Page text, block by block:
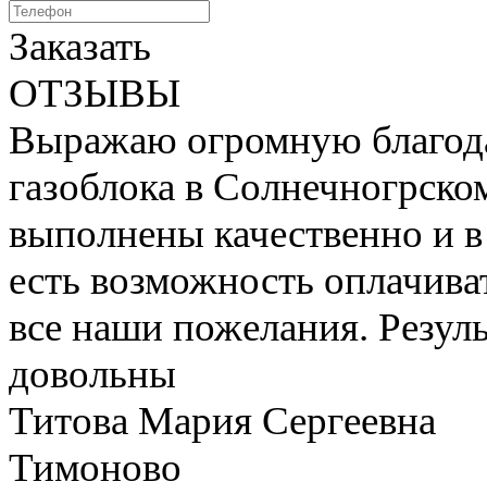
Заказать
ОТЗЫВЫ
Выражаю огромную
газоблока в
выполнены качественно и
есть возможность
все наши пожелания.
довольны
Титова Мария Сергеевна
Тимоново